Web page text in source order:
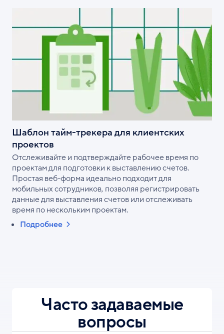
Шаблон тайм-трекера для клиентских
проектов
Отслеживайте и подтверждайте рабочее время по
проектам для подготовки к выставлению счетов.
Простая веб-форма идеально подходит для
мобильных сотрудников, позволяя регистрировать
данные для выставления счетов или отслеживать
время по нескольким проектам.
Подробнее
Часто задаваемые
вопросы